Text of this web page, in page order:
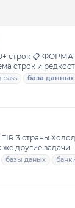
📋
строк и
pass база данных
страны
другие задачи
базы даных